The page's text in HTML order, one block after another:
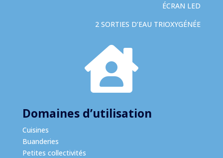
ÉCRAN LED
2 SORTIES D’EAU TRIOXYGÉNÉE

Domaines d’utilisation
Cuisines
Buanderies
Petites collectivités